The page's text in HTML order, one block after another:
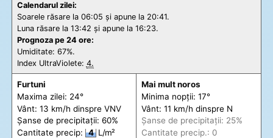
Calendarul zilei:
Soarele răsare la 06:05 și apune la 20:41.
Luna răsare la 13:42 și apune la 16:23.
Prognoza pe 24 ore:
Umiditate: 67%.
Index UltraViolete: 4.
Furtuni
Maxima zilei: 24°
Vânt: 13 km/h dinspre VNV
Șanse de precipitații: 60%
Cantitate precip:
4 L/m²
Mai mult noros
Minima nopții: 17°
Vânt: 11 km/h dinspre N
Șanse de precipitații: 25%
Cantitate precip.: 0